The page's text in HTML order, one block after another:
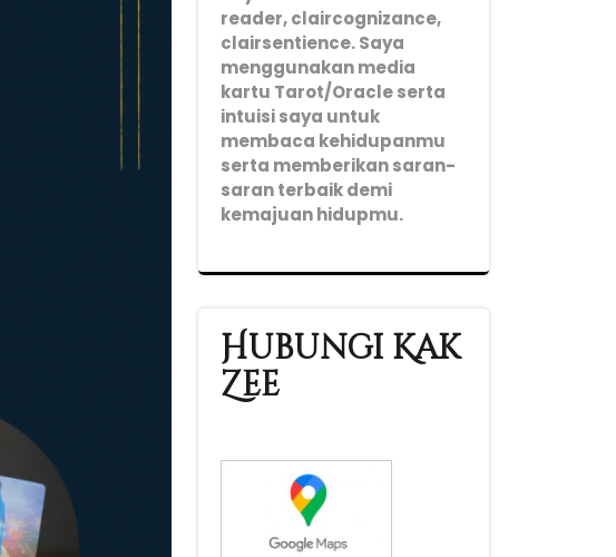
reader, claircognizance,
clairsentience. Saya
menggunakan media
kartu Tarot/Oracle serta
intuisi saya untuk
membaca kehidupanmu
serta memberikan saran-
saran terbaik demi
kemajuan hidupmu.
Hubungi Kak
Zee